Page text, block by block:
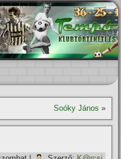
Soóky János »